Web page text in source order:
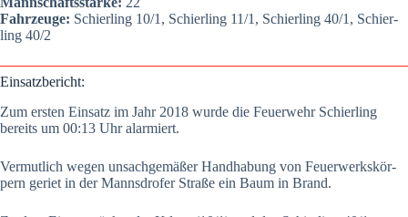
Fahr­zeu­ge: Schier­ling 10/1, Schier­ling 11/1, Schier­ling 40/1, Schier­
ling 40/2
Ein­satz­be­richt:
Zum ers­ten Ein­satz im Jahr 2018 wur­de die Feu­er­wehr Schier­ling
bereits um 00:13 Uhr alar­miert.
Ver­mut­lich wegen unsach­ge­mä­ßer Hand­ha­bung von Feu­er­werks­kör­
pern geriet in der Manns­dro­fer Stra­ße ein Baum in Brand.